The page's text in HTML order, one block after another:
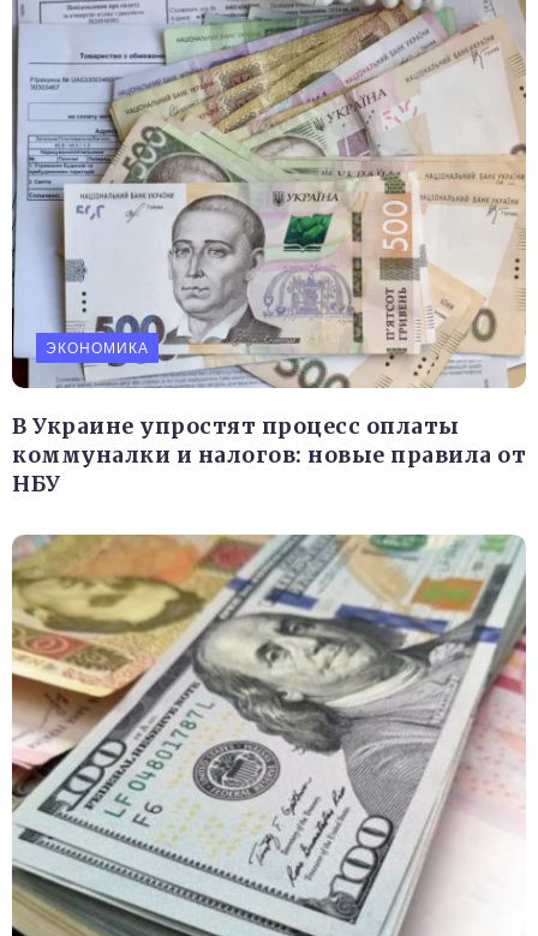
ЭКОНОМИКА
В Украине упростят процесс оплаты
коммуналки и налогов: новые правила от
НБУ